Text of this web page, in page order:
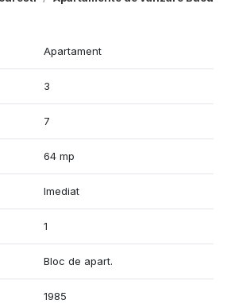
este recent renovată.
Apartament
3
7
64 mp
Imediat
1
Bloc de apart.
1985